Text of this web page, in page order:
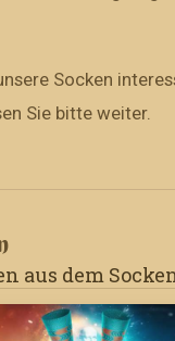
Socken
Sie bitte weiter.
aus dem